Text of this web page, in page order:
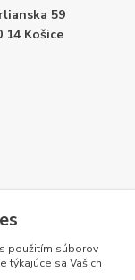
59
14 Košice
s použitím súborov
týkajúce sa Vašich